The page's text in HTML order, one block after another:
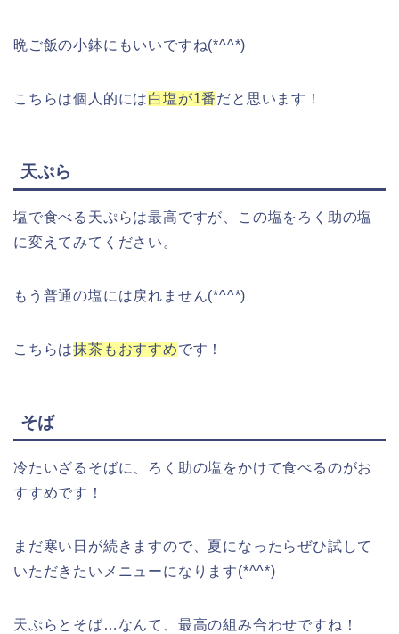
晩ご飯の小鉢にもいいですね(*^^*)
こちらは個人的には白塩が1番だと思います！
天ぷら
塩で食べる天ぷらは最高ですが、この塩をろく助の塩
に変えてみてください。
もう普通の塩には戻れません(*^^*)
こちらは抹茶もおすすめです！
そば
冷たいざるそばに、ろく助の塩をかけて食べるのがお
すすめです！
まだ寒い日が続きますので、夏になったらぜひ試して
いただきたいメニューになります(*^^*)
天ぷらとそば…なんて、最高の組み合わせですね！